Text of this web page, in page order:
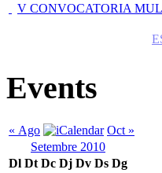
V CONVOCATORIA
Events
« Ago
Oct »
Setembre 2010
Dl Dt Dc Dj Dv Ds Dg